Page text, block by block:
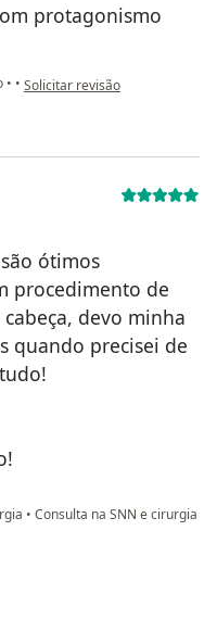
protagonismo
• • na opinião do utilizador
Solicitar revisão
ótimos
procedimento de
devo minha
quando precisei de
• Consulta na SNN e cirurgia